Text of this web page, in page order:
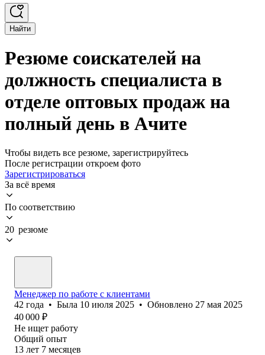
Найти
Резюме соискателей на
должность специалиста в
отделе оптовых продаж на
полный день в Ачите
Чтобы видеть все резюме, зарегистрируйтесь
После регистрации откроем фото
Зарегистрироваться
За всё время
По соответствию
20 резюме
Менеджер по работе с клиентами
42 года • Была 10 июля 2025 • Обновлено 27 мая 2025
40 000 ₽
Не ищет работу
Общий опыт
13 лет 7 месяцев